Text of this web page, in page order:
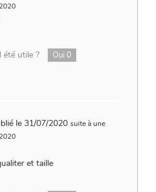
été utile ?
Oui 0
le 31/07/2020 suite à une
et taille